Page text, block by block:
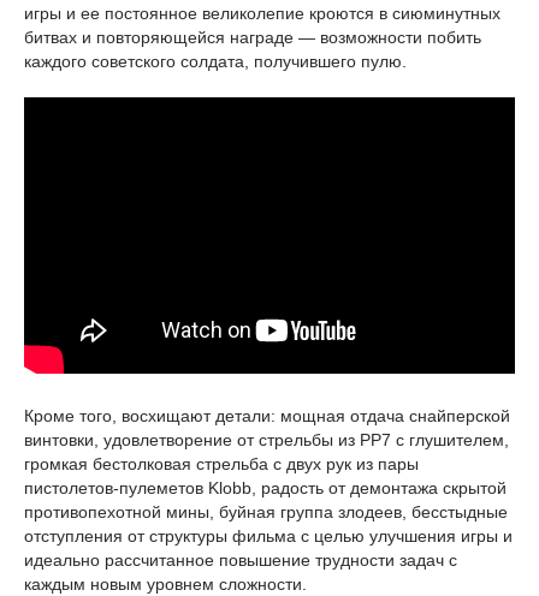
игры и ее постоянное великолепие кроются в сиюминутных
битвах и повторяющейся награде — возможности побить
каждого советского солдата, получившего пулю.
Кроме того, восхищают детали: мощная отдача снайперской
винтовки, удовлетворение от стрельбы из РР7 с глушителем,
громкая бестолковая стрельба с двух рук из пары
пистолетов-пулеметов Klobb, радость от демонтажа скрытой
противопехотной мины, буйная группа злодеев, бесстыдные
отступления от структуры фильма с целью улучшения игры и
идеально рассчитанное повышение трудности задач с
каждым новым уровнем сложности.